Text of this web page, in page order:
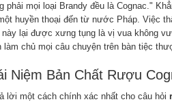
phải mọi loại Brandy đều là Cognac."
huyền thoại đến từ nước Pháp. Việc
này lại được xưng tụng là vị vua không
làm chủ mọi câu chuyện trên bàn tiệc
Niệm Bản Chất Rượu
lời một cách chính xác nhất cho câu hỏi